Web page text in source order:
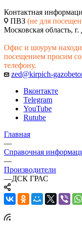
Контактная
ПВЗ (не для
Московская область,
Офис и шоурум
посещением просим
телефону.
zed@kirpich-
Вконтакте
Telegram
YouTube
Rutube
Главная
—
Справочная
—
Производители
—ДСК ГРАС